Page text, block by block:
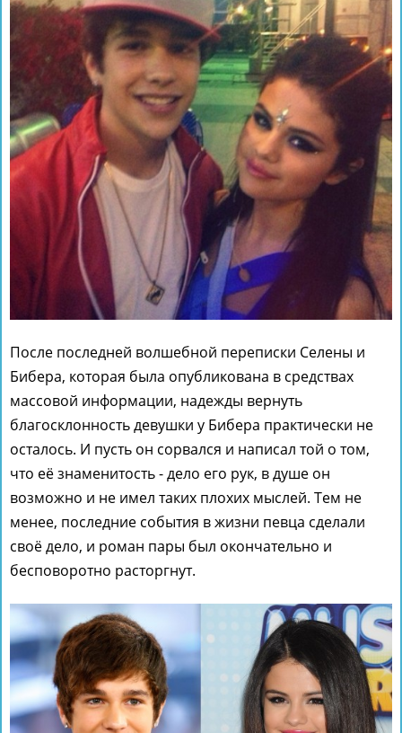
После последней волшебной переписки Селены и
Бибера, которая была опубликована в средствах
массовой информации, надежды вернуть
благосклонность девушки у Бибера практически не
осталось. И пусть он сорвался и написал той о том,
что её знаменитость - дело его рук, в душе он
возможно и не имел таких плохих мыслей. Тем не
менее, последние события в жизни певца сделали
своё дело, и роман пары был окончательно и
бесповоротно расторгнут.